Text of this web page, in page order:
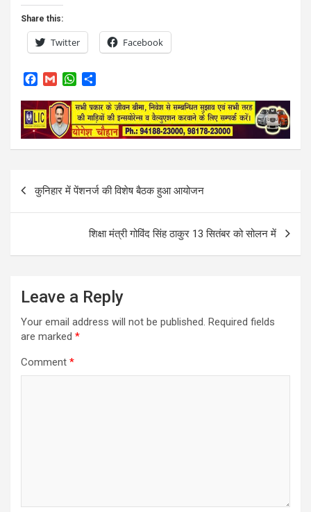
Share this:
Twitter Facebook
c
e
b
o
a
i
l
W
a
t
s
A
a
r
e
Post
navigation
कुनिहार में पेंशनर्ज की विशेष बैठक हुआ आयोजन
शिक्षा मंत्री गोविंद सिंह ठाकुर 13 सितंबर को सोलन में
Leave a Reply
Your email address will not be published. Required fields
are marked *
Comment *